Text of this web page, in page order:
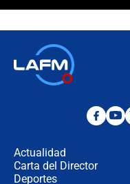
Actualidad
Carta del Director
Deportes